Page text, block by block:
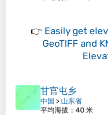
👉 Easily get
GeoTIFF and
甘官屯乡
中国 > 山东省
平均海拔 ：40 米